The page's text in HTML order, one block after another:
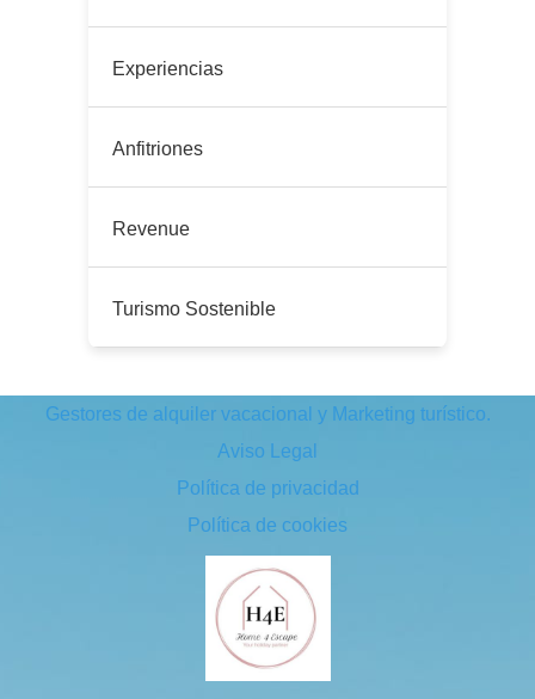
Experiencias
Anfitriones
Revenue
Turismo Sostenible
Gestores de alquiler vacacional y Marketing turístico.
Aviso Legal
Política de privacidad
Política de cookies